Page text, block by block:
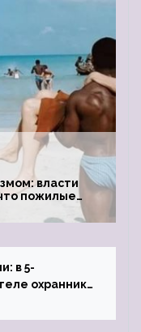
власти
пожилые
чтобы
в 5-
охранник